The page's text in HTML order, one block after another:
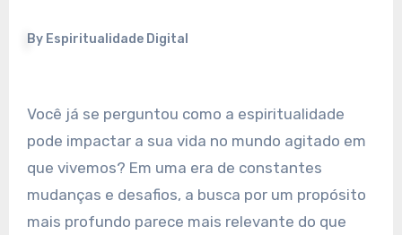
By Espiritualidade Digital
Você já se perguntou como a espiritualidade
pode impactar a sua vida no mundo agitado em
que vivemos? Em uma era de constantes
mudanças e desafios, a busca por um propósito
mais profundo parece mais relevante do que